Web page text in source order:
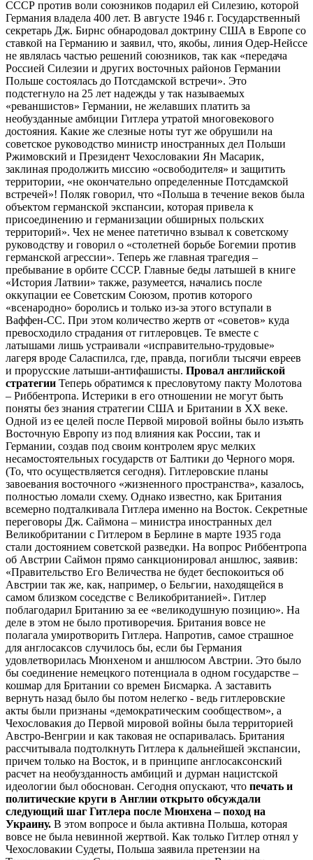
СССР против воли союзников подарил ей Силезию, которой
Германия владела 400 лет. В августе 1946 г. Государственный
секретарь Дж. Бирнс обнародовал доктрину США в Европе со
ставкой на Германию и заявил, что, якобы, линия Одер-Нейссе
не являлась частью решений союзников, так как «передача
Россией Силезии и других восточных районов Германии
Польше состоялась до Потсдамской встречи». Это
подстегнуло на 25 лет надежды у так называемых
«реваншистов» Германии, не желавших платить за
необузданные амбиции Гитлера утратой многовекового
достояния. Какие же слезные ноты тут же обрушили на
советское руководство министр иностранных дел Польши
Ржимовский и Президент Чехословакии Ян Масарик,
заклиная продолжить миссию «освободителя» и защитить
территории, «не окончательно определенные Потсдамской
встречей»! Поляк говорил, что «Польша в течение веков была
объектом германской экспансии, которая привела к
присоединению и германизации обширных польских
территорий». Чех не менее патетично взывал к советскому
руководству и говорил о «столетней борьбе Богемии против
германской агрессии». Теперь же главная трагедия –
пребывание в орбите СССР. Главные беды латышей в книге
«История Латвии» также, разумеется, начались после
оккупации ее Советским Союзом, против которого
«всенародно» боролись и только из-за этого вступали в
Ваффен-СС. При этом количество жертв от «советов» куда
превосходило страдания от гитлеровцев. Те вместе с
латышами лишь устраивали «исправительно-трудовые»
лагеря вроде Саласпилса, где, правда, погибли тысячи евреев
и прорусские латыши-антифашисты. Провал английской
стратегии Теперь обратимся к пресловутому пакту Молотова
– Риббентропа. Истерики в его отношении не могут быть
поняты без знания стратегии США и Британии в ХХ веке.
Одной из ее целей после Первой мировой войны было изъять
Восточную Европу из под влияния как России, так и
Германии, создав под своим контролем ярус мелких
несамостоятельных государств от Балтики до Черного моря.
(То, что осуществляется сегодня). Гитлеровские планы
завоевания восточного «жизненного пространства», казалось,
полностью ломали схему. Однако известно, как Британия
всемерно подталкивала Гитлера именно на Восток. Секретные
переговоры Дж. Саймона – министра иностранных дел
Великобритании с Гитлером в Берлине в марте 1935 года
стали достоянием советской разведки. На вопрос Риббентропа
об Австрии Саймон прямо санкционировал аншлюс, заявив:
«Правительство Его Величества не будет беспокоиться об
Австрии так же, как, например, о Бельгии, находящейся в
самом близком соседстве с Великобританией». Гитлер
поблагодарил Британию за ее «великодушную позицию». На
деле в этом не было противоречия. Британия вовсе не
полагала умиротворить Гитлера. Напротив, самое страшное
для англосаксов случилось бы, если бы Германия
удовлетворилась Мюнхеном и аншлюсом Австрии. Это было
бы соединение немецкого потенциала в одном государстве –
кошмар для Британии со времен Бисмарка. А заставить
вернуть назад было бы потом нелегко - ведь гитлеровские
акты были признаны «демократическим сообществом», а
Чехословакия до Первой мировой войны была территорией
Австро-Венгрии и как таковая не оспаривалась. Британия
рассчитывала подтолкнуть Гитлера к дальнейшей экспансии,
причем только на Восток, и в принципе англосаксонский
расчет на необузданность амбиций и дурман нацистской
идеологии был обоснован. Сегодня опускают, что печать и
политические круги в Англии открыто обсуждали
следующий шаг Гитлера после Мюнхена – поход на
Украину. В этом вопросе и была активна Польша, которая
вовсе не была невинной жертвой. Как только Гитлер отнял у
Чехословакии Судеты, Польша заявила претензии на